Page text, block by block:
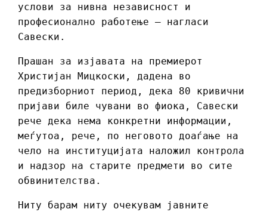
услови за нивна независност и
професионално работење – нагласи
Савески.
Прашан за изјавата на премиерот
Христијан Мицкоски, дадена во
предизборниот период, дека 80 кривични
пријави биле чувани во фиока, Савески
рече дека нема конкретни информации,
меѓутоа, рече, по неговото доаѓање на
чело на институцијата наложил контрола
и надзор на старите предмети во сите
обвинителства.
Ниту барам ниту очекувам јавните